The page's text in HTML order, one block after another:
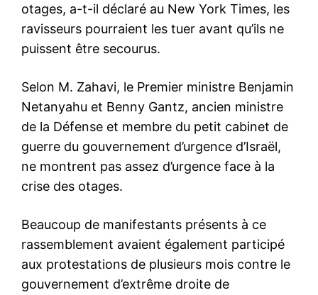
otages, a-t-il déclaré au New York Times, les
ravisseurs pourraient les tuer avant qu’ils ne
puissent être secourus.
Selon M. Zahavi, le Premier ministre Benjamin
Netanyahu et Benny Gantz, ancien ministre
de la Défense et membre du petit cabinet de
guerre du gouvernement d’urgence d’Israël,
ne montrent pas assez d’urgence face à la
crise des otages.
Beaucoup de manifestants présents à ce
rassemblement avaient également participé
aux protestations de plusieurs mois contre le
gouvernement d’extrême droite de